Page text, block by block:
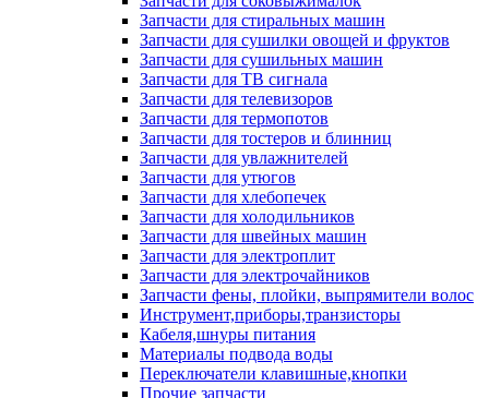
Запчасти для стиральных машин
Запчасти для сушилки овощей и фруктов
Запчасти для сушильных машин
Запчасти для ТВ сигнала
Запчасти для телевизоров
Запчасти для термопотов
Запчасти для тостеров и блинниц
Запчасти для увлажнителей
Запчасти для утюгов
Запчасти для хлебопечек
Запчасти для холодильников
Запчасти для швейных машин
Запчасти для электроплит
Запчасти для электрочайников
Запчасти фены, плойки, выпрямители волос
Инструмент,приборы,транзисторы
Кабеля,шнуры питания
Материалы подвода воды
Переключатели клавишные,кнопки
Прочие запчасти